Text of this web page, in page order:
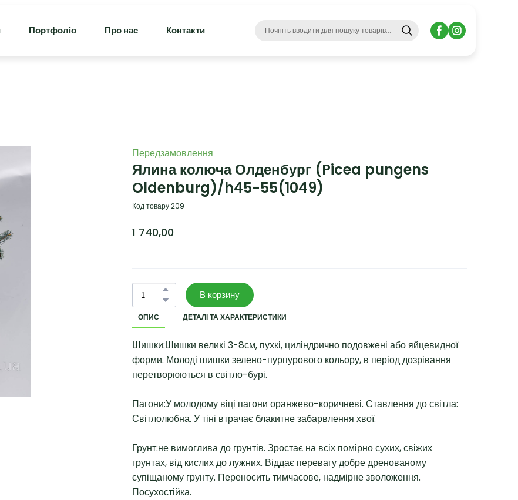
Портфоліо Про нас Контакти
Передзамовлення
Ялина колюча Олденбург (Picea pungens
Oldenburg)/h45-55(1049)
Код товару 209
1 740,00
В корзину
ОПИС ДЕТАЛІ ТА ХАРАКТЕРИСТИКИ
Шишки:Шишки великі 3-8см, пухкі, циліндрично подовжені або яйцевидної
форми. Молоді шишки зелено-пурпурового кольору, в період дозрівання
перетворюються в світло-бурі.
Пагони:У молодому віці пагони оранжево-коричневі. Ставлення до світла:
Світлолюбна. У тіні втрачає блакитне забарвлення хвої.
Грунт:не вимоглива до грунтів. Зростає на всіх помірно сухих, свіжих
грунтах, від кислих до лужних. Віддає перевагу добре дренованому
супіщаному грунту. Переносить тимчасове, надмірне зволоження.
Посухостійка.